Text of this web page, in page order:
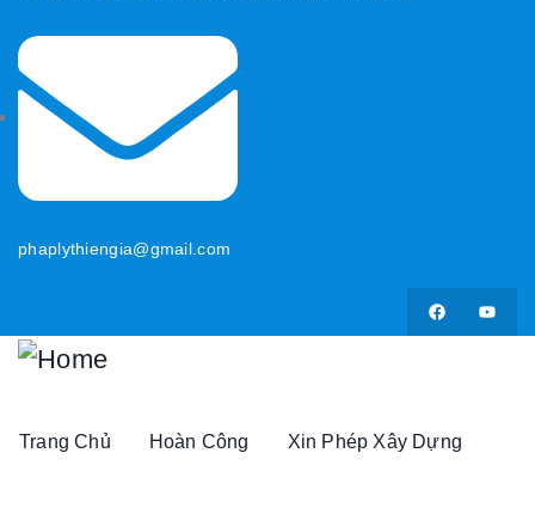
phaplythiengia@gmail.com
Trang Chủ Hoàn Công Xin Phép Xây Dựng